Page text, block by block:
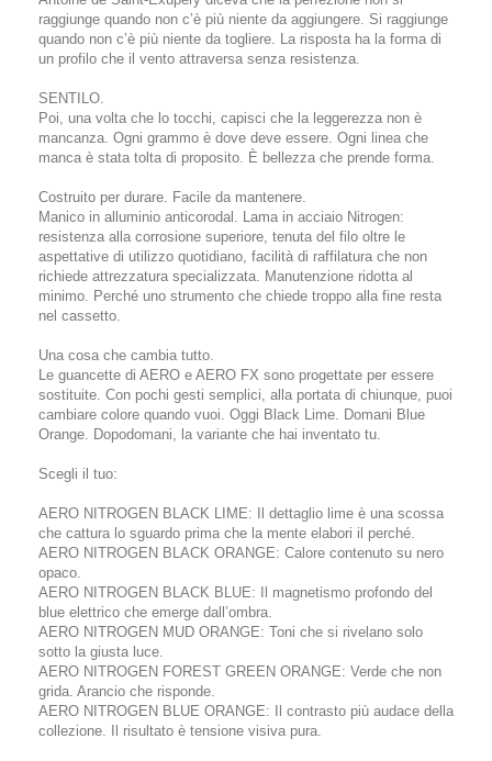
raggiunge quando non c’è più niente da aggiungere. Si raggiunge
quando non c’è più niente da togliere. La risposta ha la forma di
un profilo che il vento attraversa senza resistenza.
SENTILO.
Poi, una volta che lo tocchi, capisci che la leggerezza non è
mancanza. Ogni grammo è dove deve essere. Ogni linea che
manca è stata tolta di proposito. È bellezza che prende forma.
Costruito per durare. Facile da mantenere.
Manico in alluminio anticorodal. Lama in acciaio Nitrogen:
resistenza alla corrosione superiore, tenuta del filo oltre le
aspettative di utilizzo quotidiano, facilità di raffilatura che non
richiede attrezzatura specializzata. Manutenzione ridotta al
minimo. Perché uno strumento che chiede troppo alla fine resta
nel cassetto.
Una cosa che cambia tutto.
Le guancette di AERO e AERO FX sono progettate per essere
sostituite. Con pochi gesti semplici, alla portata di chiunque, puoi
cambiare colore quando vuoi. Oggi Black Lime. Domani Blue
Orange. Dopodomani, la variante che hai inventato tu.
Scegli il tuo:
AERO NITROGEN BLACK LIME: Il dettaglio lime è una scossa
che cattura lo sguardo prima che la mente elabori il perché.
AERO NITROGEN BLACK ORANGE: Calore contenuto su nero
opaco.
AERO NITROGEN BLACK BLUE: Il magnetismo profondo del
blue elettrico che emerge dall’ombra.
AERO NITROGEN MUD ORANGE: Toni che si rivelano solo
sotto la giusta luce.
AERO NITROGEN FOREST GREEN ORANGE: Verde che non
grida. Arancio che risponde.
AERO NITROGEN BLUE ORANGE: Il contrasto più audace della
collezione. Il risultato è tensione visiva pura.